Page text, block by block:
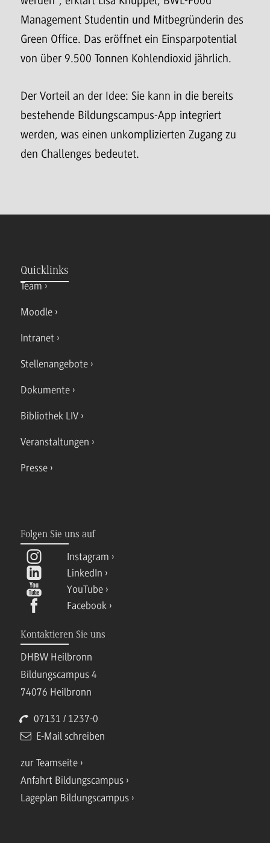
Management Studentin und Mitbegründerin des
Green Office. Das eröffnet ein Einsparpotential
von über 9.500 Tonnen Kohlendioxid jährlich.
Der Vorteil an der Idee: Sie kann in die bereits
bestehende Bildungscampus-App integriert
werden, was einen unkomplizierten Zugang zu
den Challenges bedeutet.
Quicklinks
Team
Moodle
Intranet
Stellenangebote
Dokumente
Bibliothek LIV
Veranstaltungen
Presse
Folgen Sie uns auf
Instagram
LinkedIn
YouTube
Facebook
Kontaktieren Sie uns
DHBW Heilbronn
Bildungscampus 4
74076 Heilbronn
07131 / 1237-0
E-Mail schreiben
zur Teamseite
Anfahrt Bildungscampus
Lageplan Bildungscampus